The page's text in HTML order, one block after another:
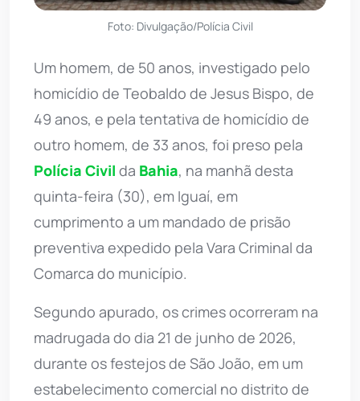
Foto: Divulgação/Polícia Civil
Um homem, de 50 anos, investigado pelo
homicídio de Teobaldo de Jesus Bispo, de
49 anos, e pela tentativa de homicídio de
outro homem, de 33 anos, foi preso pela
Polícia Civil da Bahia, na manhã desta
quinta-feira (30), em Iguaí, em
cumprimento a um mandado de prisão
preventiva expedido pela Vara Criminal da
Comarca do município.
Segundo apurado, os crimes ocorreram na
madrugada do dia 21 de junho de 2026,
durante os festejos de São João, em um
estabelecimento comercial no distrito de